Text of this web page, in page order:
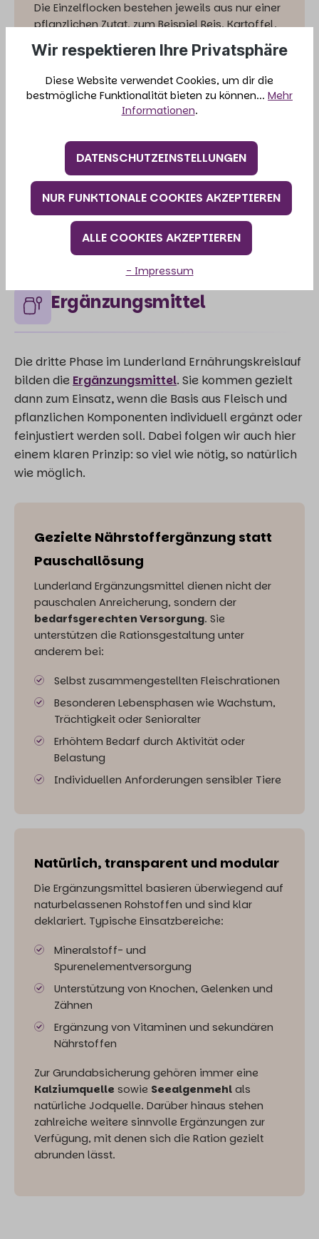
Die Einzelflocken bestehen jeweils aus nur einer
pflanzlichen Zutat, zum Beispiel Reis, Kartoffel,
Karotte oder Zucchini. Sie ermöglichen eine
besonders individuelle Rationsgestaltung.
Volle Transparenz der Zutaten
Ideal für sensible Tiere und
Gezielte Anpassung an Bedarf, Alter oder
Aktivitätslevel
Perfekt für erfahrene Halter und BARF-
orientierte Fütterung
Ergänzungsmittel
Die dritte Phase im Lunderland Ernährungskreislauf
bilden die Ergänzungsmittel. Sie kommen gezielt
dann zum Einsatz, wenn die Basis aus Fleisch und
pflanzlichen Komponenten individuell ergänzt oder
feinjustiert werden soll. Dabei folgen wir auch hier
einem klaren Prinzip: so viel wie nötig, so natürlich
wie möglich.
Gezielte Nährstoffergänzung statt
Pauschallösung
Lunderland Ergänzungsmittel dienen nicht der
pauschalen Anreicherung, sondern der
bedarfsgerechten Versorgung. Sie
unterstützen die Rationsgestaltung unter
anderem bei:
Selbst zusammengestellten Fleischrationen
Besonderen Lebensphasen wie Wachstum,
Trächtigkeit oder Senioralter
Erhöhtem Bedarf durch Aktivität oder
Belastung
Individuellen Anforderungen sensibler Tiere
Natürlich, transparent und modular
Die Ergänzungsmittel basieren überwiegend auf
naturbelassenen Rohstoffen und sind klar
deklariert. Typische Einsatzbereiche:
Mineralstoff- und
Spurenelementversorgung
Unterstützung von Knochen, Gelenken und
Zähnen
Ergänzung von Vitaminen und sekundären
Nährstoffen
Zur Grundabsicherung gehören immer eine
Kalziumquelle sowie Seealgenmehl als
natürliche Jodquelle. Darüber hinaus stehen
zahlreiche weitere sinnvolle Ergänzungen zur
Verfügung, mit denen sich die Ration gezielt
abrunden lässt.
Wir respektieren Ihre Privatsphäre
Diese Website verwendet Cookies, um dir die
bestmögliche Funktionalität bieten zu können... Mehr
Informationen.
DATENSCHUTZEINSTELLUNGEN
NUR FUNKTIONALE COOKIES AKZEPTIEREN
ALLE COOKIES AKZEPTIEREN
- Impressum